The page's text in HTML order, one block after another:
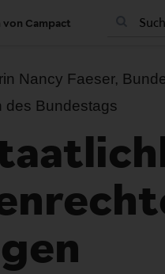
Campact
Nancy Faeser,
des Bundestags